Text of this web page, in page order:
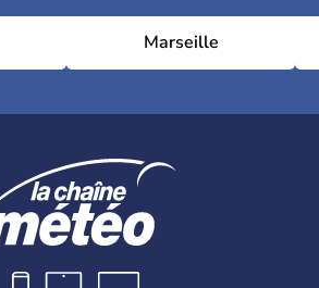
Marseille